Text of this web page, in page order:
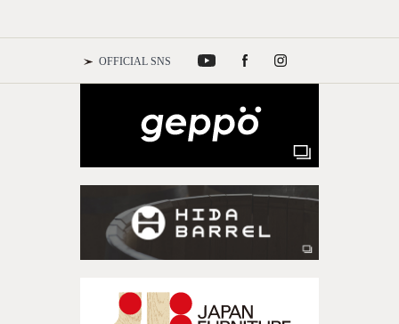
OFFICIAL SNS